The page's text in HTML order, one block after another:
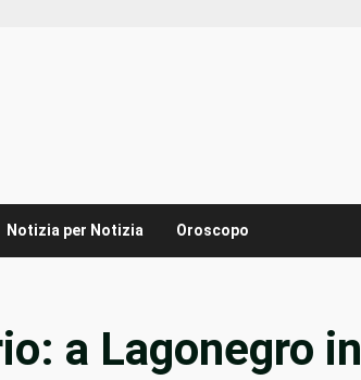
Notizia per Notizia Oroscopo
a Lagonegro in